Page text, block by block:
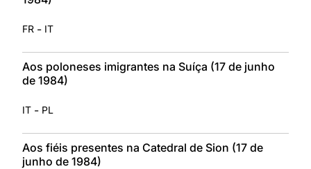
FR - IT
Aos poloneses imigrantes na Suíça (17 de junho
de 1984)
IT - PL
Aos fiéis presentes na Catedral de Sion (17 de
junho de 1984)